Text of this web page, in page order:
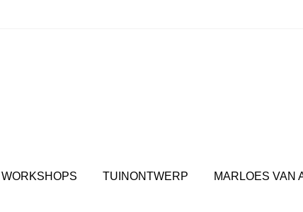
WORKSHOPS TUINONTWERP MARLOES VAN